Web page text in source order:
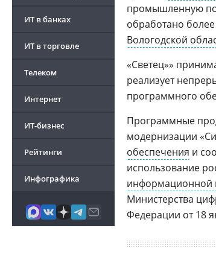
ИТ в банках
ИТ в торговле
Телеком
Интернет
ИТ-бизнес
Рейтинги
Инфографика
промышленную
обработано
Вологодской
«Светец»»
реализует
программного
Программные
модернизации
обеспечения и
использование
информационной
Министерства
Федерации от 18